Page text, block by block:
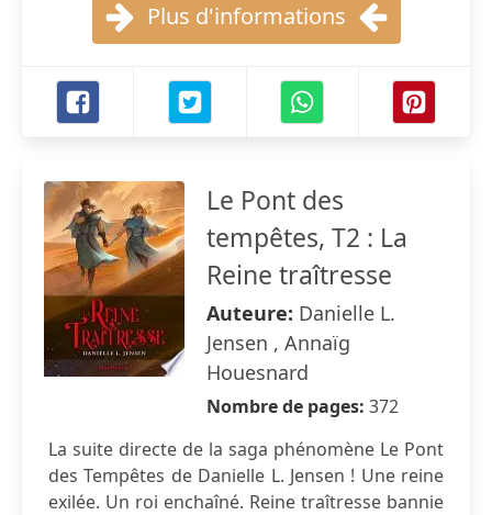
Plus d'informations
Le Pont des
tempêtes, T2 : La
Reine traîtresse
Auteure: Danielle L.
Jensen , Annaïg
Houesnard
Nombre de pages: 372
La suite directe de la saga phénomène Le Pont
des Tempêtes de Danielle L. Jensen ! Une reine
exilée. Un roi enchaîné. Reine traîtresse bannie